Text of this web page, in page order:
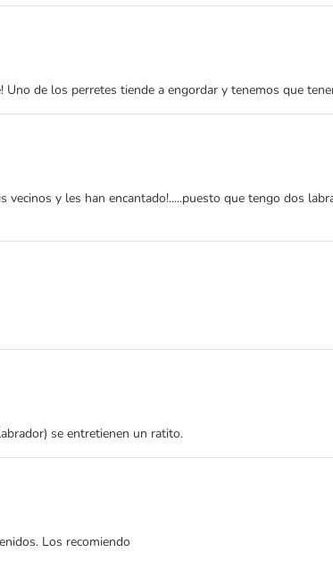
de los perretes tiende a engordar y tenemos que
y les han encantado!.....puesto que tengo dos
se entretienen un ratito.
Los recomiendo